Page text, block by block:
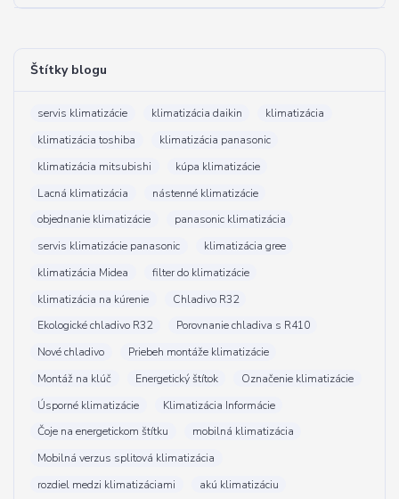
Štítky blogu
servis klimatizácie klimatizácia daikin
klimatizácia
klimatizácia toshiba
klimatizácia panasonic
klimatizácia mitsubishi
kúpa klimatizácie
Lacná klimatizácia
nástenné klimatizácie
objednanie klimatizácie
panasonic klimatizácia
servis klimatizácie panasonic
klimatizácia gree
klimatizácia Midea
filter do klimatizácie
klimatizácia na kúrenie
Chladivo R32
Ekologické chladivo R32
Porovnanie chladiva s R410
Nové chladivo
Priebeh montáže klimatizácie
Montáž na klúč
Energetický štítok
Označenie klimatizácie
Úsporné klimatizácie
Klimatizácia Informácie
Čoje na energetickom štítku
mobilná klimatizácia
Mobilná verzus splitová klimatizácia
rozdiel medzi klimatizáciami
akú klimatizáciu